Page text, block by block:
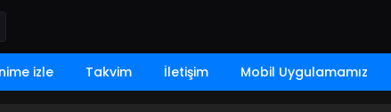
izle Takvim İletişim Mobil Uygulamamız